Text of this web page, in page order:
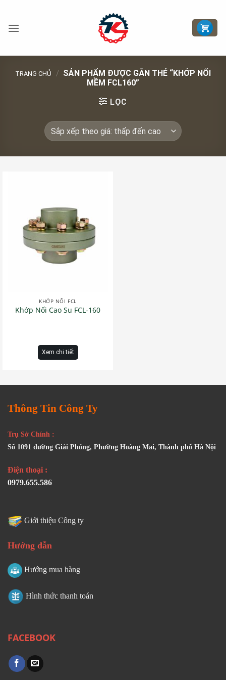
nội
TRANG CHỦ / SẢN PHẨM ĐƯỢC GẮN THẺ “KHỚP NỐI
MỀM FCL160”
LỌC
KHỚP NỐI FCL
Khớp Nối Cao Su FCL-160
Xem chi tiết
Thông Tin Công Ty
Trụ Sở Chính :
Số 1091 đường Giải Phóng, Phường Hoàng Mai, Thành phố Hà Nội
Điện thoại :
0979.655.586
Giới thiệu Công ty
Hướng dẫn
Hướng mua hàng
Hình thức thanh toán
FACEBOOK